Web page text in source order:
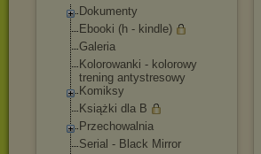
Dokumenty
Ebooki (h - kindle)
Galeria
Kolorowanki - kolorowy
trening antystresowy
Komiksy
Książki dla B
Przechowalnia
Serial - Black Mirror